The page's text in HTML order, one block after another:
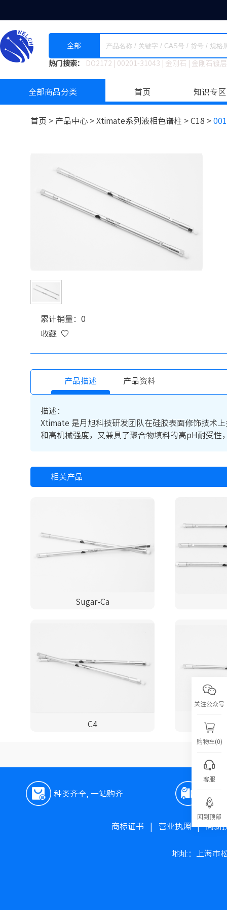
全部
热门搜索： DO2172 00201-31043 金刚石 金刚石镀
全部商品分类 首页 知识专区
首页 > 产品中心 > Xtimate系列液相色谱柱 > C18 >
累计销量：0
收藏
产品描述 产品资料
描述：
Xtimate 是月旭科技研发团队在硅胶表面修饰技术
和高机械强度，又兼具了聚合物填料的高pH耐受性
相关产品
Sugar-Ca
C4
种类齐全, 一站购齐
商标证书 营业执照|高新
地址：上海市
关注公众号
购物车(0)
客服
回到顶部